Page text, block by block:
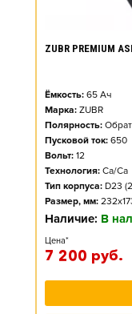
ZUBR PREMIUM
Ёмкость: 65 Ач
Марка: ZUBR
Полярность:
Пусковой ток: 650
Вольт: 12
Технология: Ca/Ca
Тип корпуса: D23
Размер, мм:
Наличие: В
Цена*
7 200 руб.